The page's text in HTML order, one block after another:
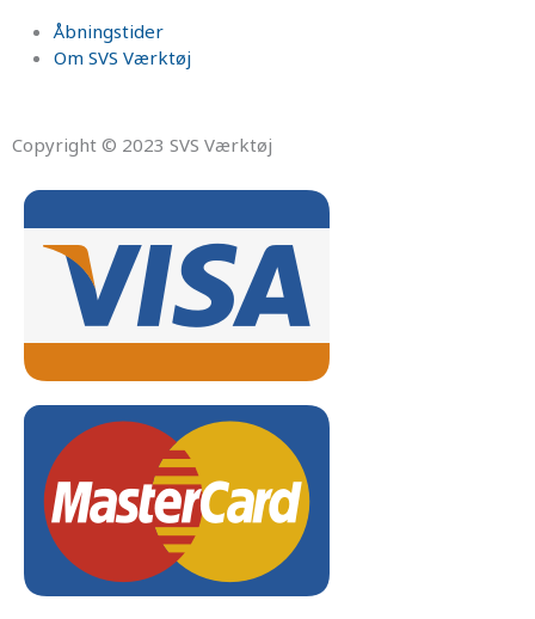
Åbningstider
Om SVS Værktøj
Copyright © 2023 SVS Værktøj